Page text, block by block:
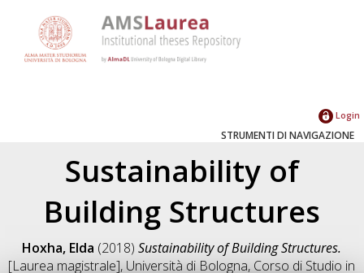
Login
STRUMENTI DI NAVIGAZIONE
Sustainability of
Building Structures
Hoxha, Elda (2018)Sustainability of Building Structures.
[Laurea magistrale], Università di Bologna, Corso di Studio in